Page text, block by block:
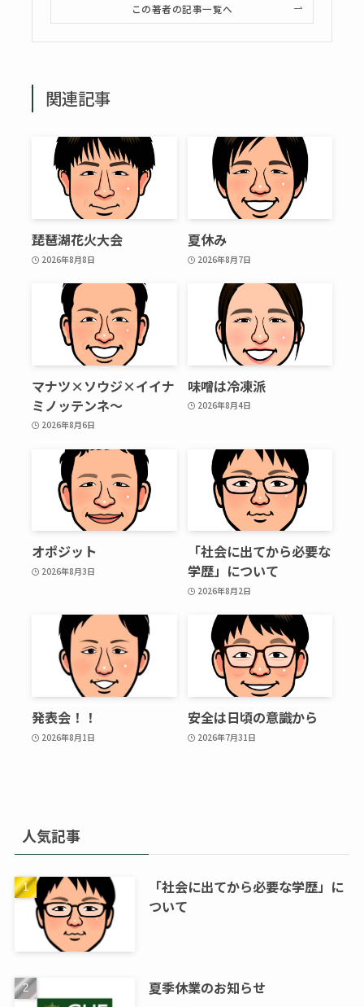
この著者の記事一覧へ
関連記事
琵琶湖花火大会
2026年8月8日
夏休み
2026年8月7日
マナツ×ソウジ×イイナ
ミノッテンネ～
2026年8月6日
味噌は冷凍派
2026年8月4日
オポジット
2026年8月3日
「社会に出てから必要な
学歴」について
2026年8月2日
発表会！！
2026年8月1日
安全は日頃の意識から
2026年7月31日
人気記事
「社会に出てから必要な学歴」に
ついて
夏季休業のお知らせ